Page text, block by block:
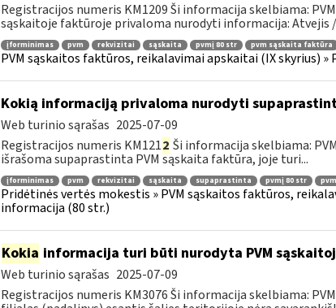
Registracijos numeris KM1209 Ši informacija skelbiama:
sąskaitoje faktūroje privaloma nurodyti informacija: Atvejis
įforminimas pvm rekvizitai sąskaita pvmį 80 str pvm sąskaita faktūra
PVM sąskaitos faktūros, reikalavimai apskaitai (IX skyrius)
Kokią informaciją privaloma nurodyti
Web turinio sąrašas 2025-07-09
Registracijos numeris KM1212 Ši informacija skelbiama:
išrašoma supaprastinta PVM sąskaita faktūra, joje turi...
įforminimas pvm rekvizitai sąskaita supaprastinta pvmį 80 str
Pridėtinės vertės mokestis » PVM sąskaitos faktūros,
informacija (80 str.)
Kokia informacija turi būti nurodyta PVM
Web turinio sąrašas 2025-07-09
Registracijos numeris KM3076 Ši informacija skelbiama: